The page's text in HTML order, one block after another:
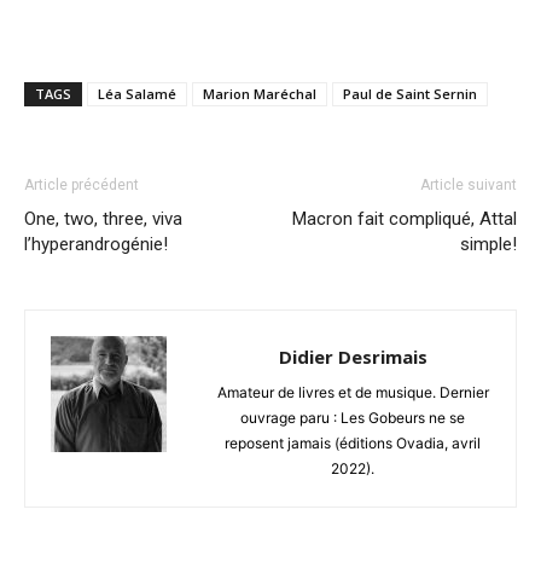
TAGS Léa Salamé Marion Maréchal Paul de Saint Sernin
Article précédent
One, two, three, viva
l’hyperandrogénie!
Article suivant
Macron fait compliqué, Attal
simple!
Didier Desrimais
Amateur de livres et de musique. Dernier
ouvrage paru : Les Gobeurs ne se
reposent jamais (éditions Ovadia, avril
2022).